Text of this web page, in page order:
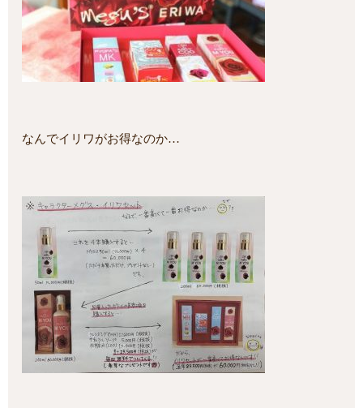
なんでイリワがお得なのか…